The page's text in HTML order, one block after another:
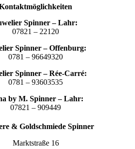
Spinner – Lahr:
07821 – 22120
Spinner – Offenburg:
0781 – 96649320
Spinner – Rée-Carré:
0781 – 93603535
by M. Spinner – Lahr:
07821 – 909449
& Goldschmiede Spinner
Marktstraße 16